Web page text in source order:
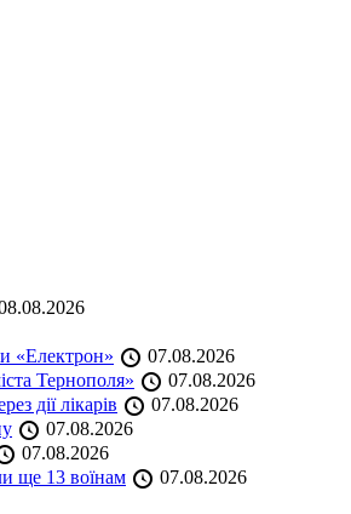
«Електрон»
07.08.2026
Тернополя»
07.08.2026
дії лікарів
07.08.2026
07.08.2026
07.08.2026
ще 13 воїнам
07.08.2026